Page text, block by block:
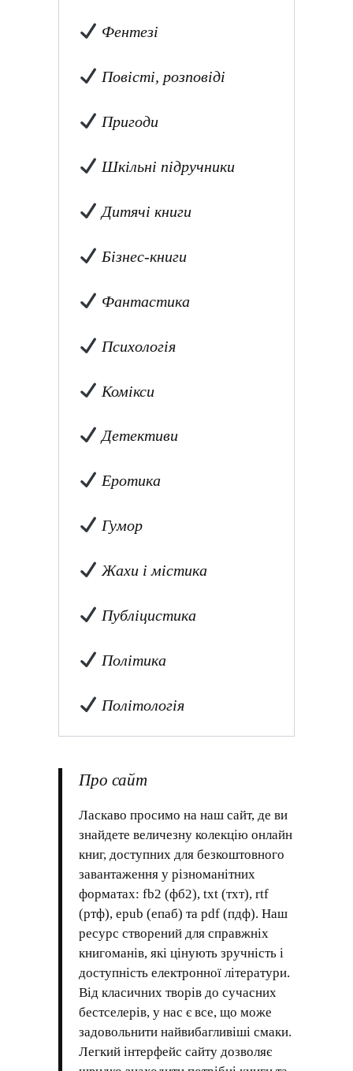
Фентезі
Повісті, розповіді
Пригоди
Шкільні підручники
Дитячі книги
Бізнес-книги
Фантастика
Психологія
Комікси
Детективи
Еротика
Гумор
Жахи і містика
Публіцистика
Політика
Політологія
Про сайт
Ласкаво просимо на наш сайт, де ви
знайдете величезну колекцію онлайн
книг, доступних для безкоштовного
завантаження у різноманітних
форматах: fb2 (фб2), txt (тхт), rtf
(ртф), epub (епаб) та pdf (пдф). Наш
ресурс створений для справжніх
книгоманів, які цінують зручність і
доступність електронної літератури.
Від класичних творів до сучасних
бестселерів, у нас є все, що може
задовольнити найвибагливіші смаки.
Легкий інтерфейс сайту дозволяє